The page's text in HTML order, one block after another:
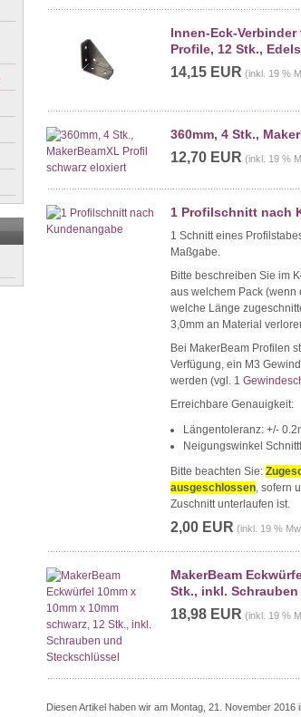
Innen-Eck-Verbinder
Profile, 12 Stk.,
14,15 EUR (inkl. 19 %
360mm, 4 Stk.,
12,70 EUR (inkl. 19 %
1 Profilschnitt nach
1 Schnitt eines
Maßgabe.
Bitte beschreiben Sie im
aus welchem Pack (wenn
welche Länge
3,0mm an Material
Bei MakerBeam Profilen
Verfügung, ein M3
werden (vgl. 1
Erreichbare Genauigkeit:
Längentoleranz: +/-
Neigungswinkel
Bitte beachten Sie:
ausgeschlossen, sofern
Zuschnitt unterlaufen ist.
2,00 EUR (inkl. 19 %
MakerBeam
Stk., inkl.
18,98 EUR (inkl. 19 %
Diesen Artikel haben wir am Montag, 21. November 2016